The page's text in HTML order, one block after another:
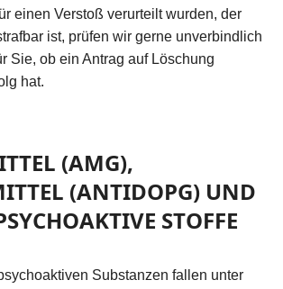
einen Verstoß verurteilt wurden, der
ist, prüfen wir gerne unverbindlich
Sie, ob ein Antrag auf Löschung
hat.
(AMG),
(ANTIDOPG) UND
STOFFE
Substanzen fallen unter